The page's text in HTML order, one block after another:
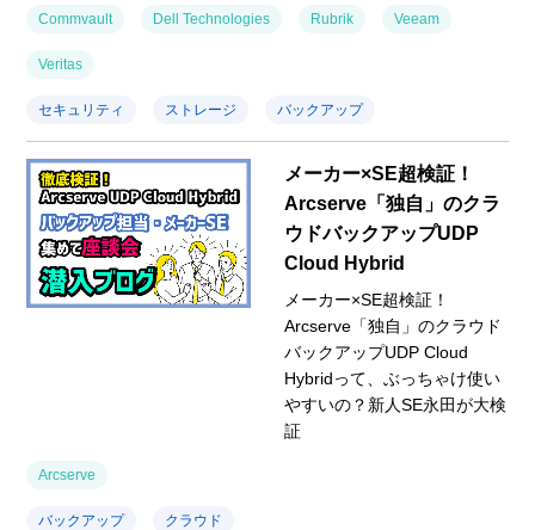
Commvault Dell Technologies Rubrik Veeam
Veritas
セキュリティ ストレージ バックアップ
メーカー×SE超検証！
Arcserve「独自」のクラ
ウドバックアップUDP
Cloud Hybrid
メーカー×SE超検証！
Arcserve「独自」のクラウド
バックアップUDP Cloud
Hybridって、ぶっちゃけ使い
やすいの？新人SE永田が大検
証
Arcserve
バックアップ クラウド